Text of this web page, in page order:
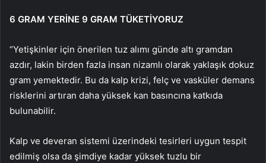
6 GRAM YERİNE 9 GRAM TÜKETİYORUZ
“Yetişkinler için önerilen tuz alımı günde altı gramdan
azdır, lakin birden fazla insan nizamlı olarak yaklaşık dokuz
gram yemektedir. Bu da kalp krizi, felç ve vasküler demans
risklerini artıran daha yüksek kan basıncına katkıda
bulunabilir.
Kalp ve deveran sistemi üzerindeki tesirleri uygun tespit
edilmiş olsa da şimdiye kadar yüksek tuzlu bir